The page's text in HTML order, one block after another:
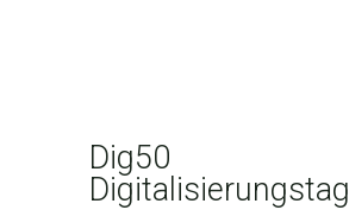
Dig50
Digitalisierungstag